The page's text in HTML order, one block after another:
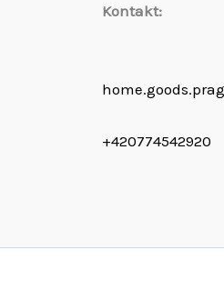
Kontakt:
+420774542920